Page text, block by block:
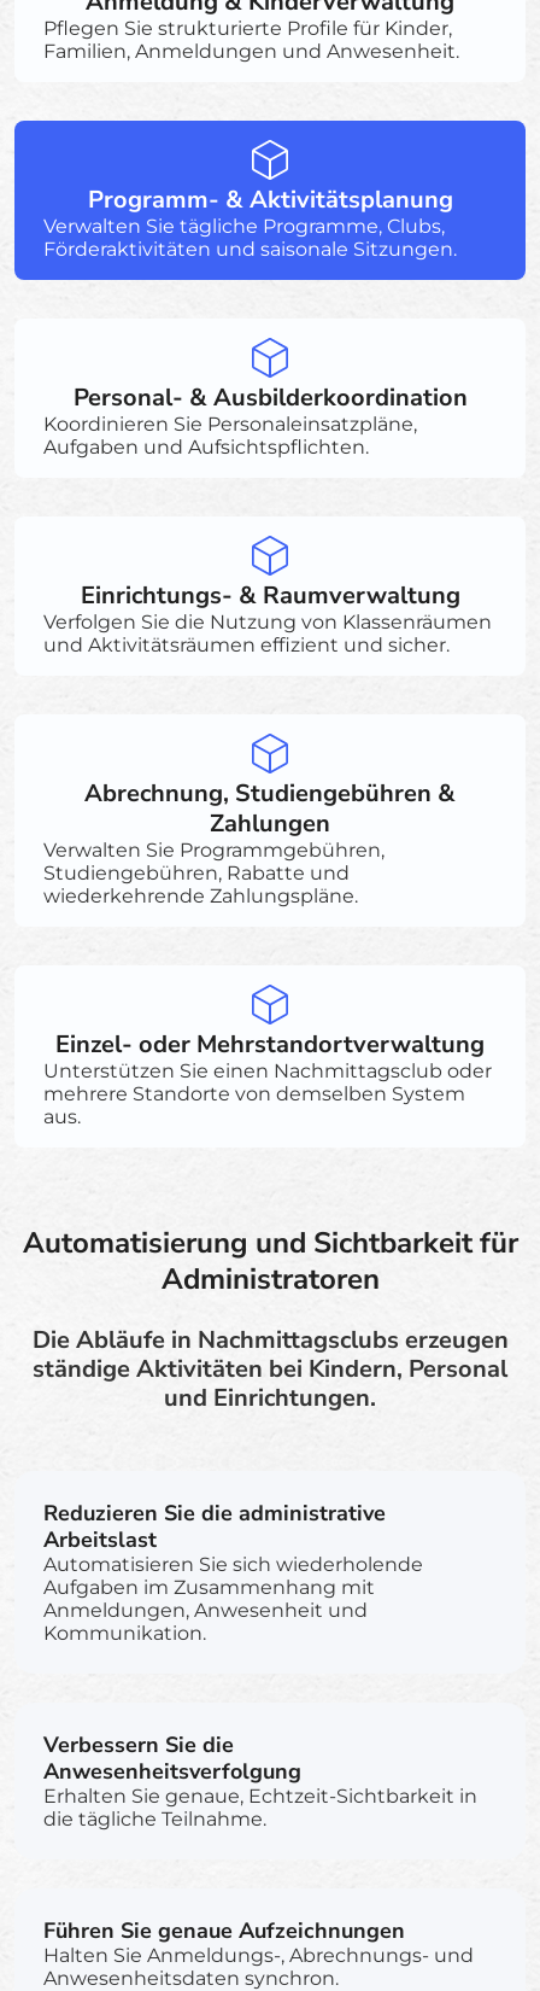
Pflegen Sie strukturierte Profile für Kinder,
Familien, Anmeldungen und Anwesenheit.
Programm- & Aktivitätsplanung
Verwalten Sie tägliche Programme, Clubs,
Förderaktivitäten und saisonale Sitzungen.
Personal- & Ausbilderkoordination
Koordinieren Sie Personaleinsatzpläne,
Aufgaben und Aufsichtspflichten.
Einrichtungs- & Raumverwaltung
Verfolgen Sie die Nutzung von Klassenräumen
und Aktivitätsräumen effizient und sicher.
Abrechnung, Studiengebühren &
Zahlungen
Verwalten Sie Programmgebühren,
Studiengebühren, Rabatte und
wiederkehrende Zahlungspläne.
Einzel- oder Mehrstandortverwaltung
Unterstützen Sie einen Nachmittagsclub oder
mehrere Standorte von demselben System
aus.
Automatisierung und Sichtbarkeit für
Administratoren
Die Abläufe in Nachmittagsclubs erzeugen
ständige Aktivitäten bei Kindern, Personal
und Einrichtungen.
Reduzieren Sie die administrative
Arbeitslast
Automatisieren Sie sich wiederholende
Aufgaben im Zusammenhang mit
Anmeldungen, Anwesenheit und
Kommunikation.
Verbessern Sie die
Anwesenheitsverfolgung
Erhalten Sie genaue, Echtzeit-Sichtbarkeit in
die tägliche Teilnahme.
Führen Sie genaue Aufzeichnungen
Halten Sie Anmeldungs-, Abrechnungs- und
Anwesenheitsdaten synchron.